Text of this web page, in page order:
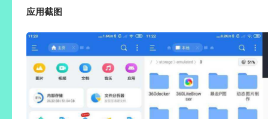
应用截图